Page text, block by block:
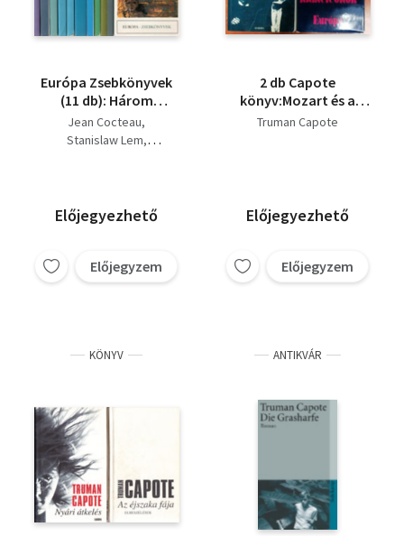
Európa Zsebkönyvek
(11 db): Három
kisregény (A nagy
mutatvány - A
nemzedékről) +
Visszatérés + Az ígéret
krónikája +
Hidegvérrel + Üszkös
Jean Cocteau
Stanislaw Lem
Franz Josef Degenhardt
Jorge Semprun
Csingiz Ajtmatov
Előjegyezhető
Előjegyzem
2 db Capote
könyv:Mozart és a
kaméleonok +
Truman Capote
Előjegyezhető
Előjegyzem
KÖNYV ANTIKVÁR